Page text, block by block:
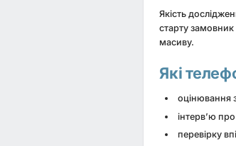
Якість
старту замовник
масиву.
Які
оцінювання
інтерв’ю
перевірку